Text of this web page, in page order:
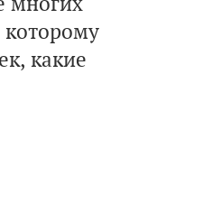
которому
какие